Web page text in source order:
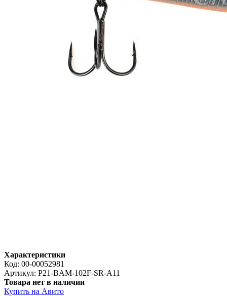
Характеристики
Код: 00-00052981
Артикул: P21-BAM-102F-SR-A11
Товара нет в наличии
Купить на Авито